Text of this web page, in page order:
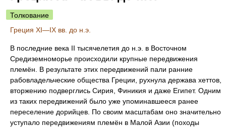
Толкование
Греция XI—IX вв. до н.э.
В последние века II тысячелетия до н.э. в Восточном
Средиземноморье происходили крупные передвижения
племён. В результате этих передвижений пали ранние
рабовладельческие общества Греции, рухнула держава хеттов,
вторжению подверглись Сирия, Финикия и даже Египет. Одним
из таких передвижений было уже упоминавшееся ранее
переселение дорийцев. По своим масштабам оно значительно
уступало передвижениям племён в Малой Азии (походы